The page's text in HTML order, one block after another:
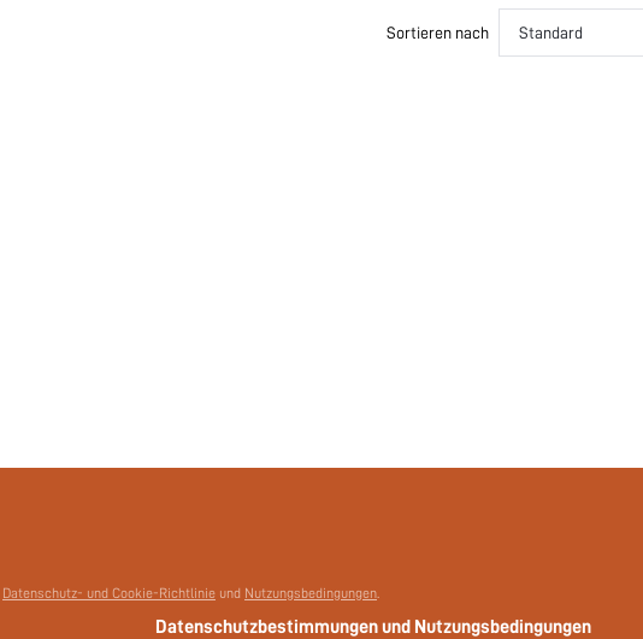
Sortieren nach Standard
Datenschutz- und Cookie-Richtlinie und Nutzungsbedingungen.
Datenschutzbestimmungen und Nutzungsbedingungen